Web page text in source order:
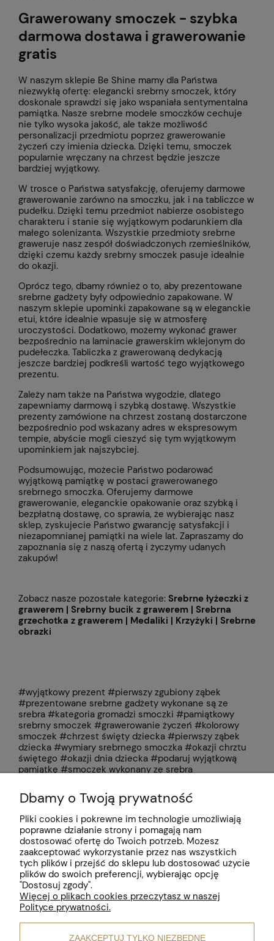
Grawerowany smoczek - szybka
darmowa dostawa i grawerowanie
gratis
W naszym sklepie Be Shine mamy dla Państwa
niezwykłą ofertę: elegancki srebrny smoczek, który
doskonale sprawdzi się jako wspaniała sentymentalna
pamiątka. Nasze srebrne modele smoczków cechuje
nie tylko wysoka jakość, ale także możliwość
personalizacji przedmiotu poprzez grawerowanie
życzeń czy imienia dziecka. Dzięki temu, smoczek
popularnie wręczany na chrzest będzie jeszcze
bardziej wyjątkowy.
W trosce o Państwa satysfakcję, oferujemy darmowe
grawerowanie zarówno na smoczku, jak i na tabliczce w
pudełku. Dzięki temu przedmiot nabierze osobistego
charakteru i stanie się wyjątkowym podarunkiem dla
małego solenizanta. Wszystkie przedmioty srebrne
graweruje nasz zespół doświadczonych rzemieślników,
dzięki czemu każdy srebrny smoczek pasuje idealnie
do okazji.
Oprócz tego, dbamy również o to, aby prezentowane
srebrne gadżety były odpowiednio zapakowane. W
naszym sklepie upominki zapakowane są w eleganckie
etui, które idealnie wpasuje się w atmosferę
uroczystości. Dodatkowo, możemy wykonać grawer
bezpośrednio na laminacie grawerskim wklejonym do
pudełeczka. Tabliczka z grawerowaną dedykacją
jeszcze bardziej podkreśli wartość tego wyjątkowego
prezentu.
Zależy nam także na Państwa wygodzie, dlatego
zapewniamy darmową i szybką dostawę. Wszystkie
prezenty zamówione na chrzest zostaną dostarczone
bezpośrednio pod wskazany adres w ekspresowym
tempie, abyście mogli cieszyć się tym wyjątkowym
upominkiem jak najszybciej.
Podsumowując, możecie Państwo podarować
wyjątkową pamiątkę w postaci grawerowanego
srebrnego smoczka. Oferujemy darmowe
grawerowanie, eleganckie opakowanie oraz szybką i
bezpłatną dostawę, co sprawia, że wybierając nasz
sklep, zyskujecie Państwo gwarancję satysfakcji i
niezapomnianej pamiątki na wiele lat. Zapraszamy do
zapoznania się z naszą ofertą i życzymy udanych
zakupów!
Zobacz nasze pozostałe kategorie: Srebrne łyżeczki z
grawerem | Srebrny bucik z grawerem | Srebrna
grzechotka z grawerem | Medaliki | Krzyżyki | Srebrne
obrazki
#wyjątkowy prezent #pierwszy zgubiony ząbek
#prezentowane srebrne gadżety wykonane są ze
srebra #kategoria gromadzi smoczki #pamiątkowy
srebrny smoczek #grawerowanie życzeń #kolorowy
smoczek #chrzest święty dziecka #pierwszy ząbek
dziecka #wymiary srebrnego smoczka #okazji chrztu
świętego #okazji dnia dziecka #podaruj wyjątkową
pamiątkę #smoczek wykonany ze srebra
Pomoc
Moje konto
Płatności i dostawa
Informacje
O nas
Dbamy o Twoją prywatność
Pliki cookies i pokrewne im technologie umożliwiają
poprawne działanie strony i pomagają nam
dostosować ofertę do Twoich potrzeb. Możesz
zaakceptować wykorzystanie przez nas wszystkich
tych plików i przejść do sklepu lub dostosować użycie
plików do swoich preferencji, wybierając opcję
"Dostosuj zgody".
Więcej o plikach cookies przeczytasz w naszej
Polityce prywatności.
ZAAKCEPTUJ TYLKO NIEZBĘDNE